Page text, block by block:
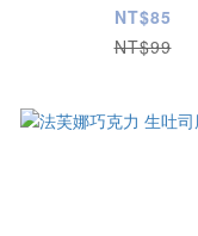
NT$85
NT$99